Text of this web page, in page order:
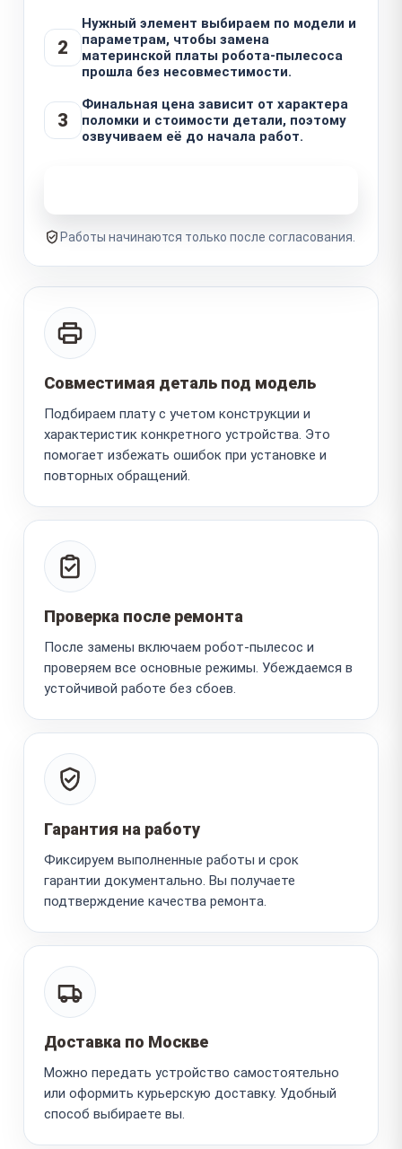
2
Нужный элемент выбираем по модели и
параметрам, чтобы замена
материнской платы робота-пылесоса
прошла без несовместимости.
3
Финальная цена зависит от характера
поломки и стоимости детали, поэтому
озвучиваем её до начала работ.
Работы начинаются только после согласования.
Совместимая деталь под модель
Подбираем плату с учетом конструкции и
характеристик конкретного устройства. Это
помогает избежать ошибок при установке и
повторных обращений.
Проверка после ремонта
После замены включаем робот-пылесос и
проверяем все основные режимы. Убеждаемся в
устойчивой работе без сбоев.
Гарантия на работу
Фиксируем выполненные работы и срок
гарантии документально. Вы получаете
подтверждение качества ремонта.
Доставка по Москве
Можно передать устройство самостоятельно
или оформить курьерскую доставку. Удобный
способ выбираете вы.